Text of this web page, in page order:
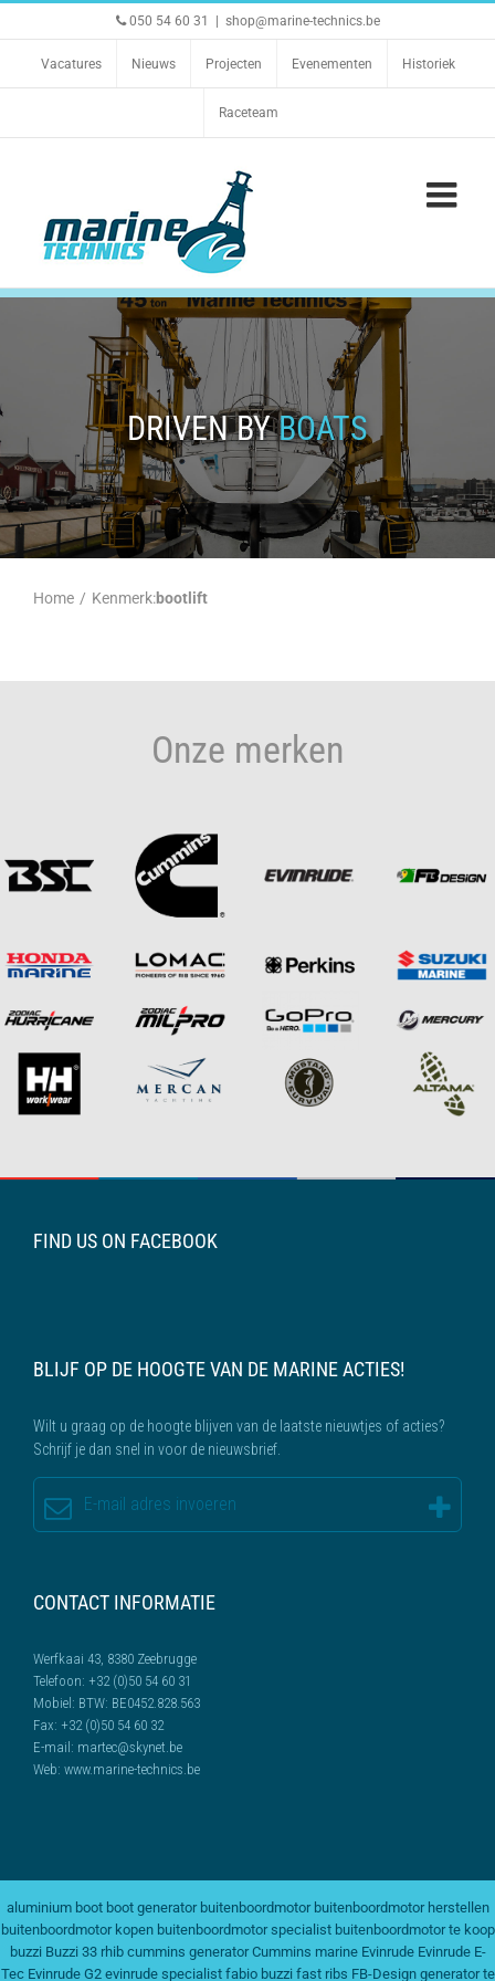
050 54 60 31 shop@marine-technics.be
Vacatures Nieuws Projecten Evenementen Historiek
Raceteam
DRIVEN BYBOATS
Home / Kenmerk:bootlift
Onze merken
FIND US ON FACEBOOK
BLIJF OP DE HOOGTE VAN DE MARINE ACTIES!
Wilt u graag op de hoogte blijven van de laatste nieuwtjes of acties?
Schrijf je dan snel in voor de nieuwsbrief.
CONTACT INFORMATIE
Werfkaai 43, 8380 Zeebrugge
Telefoon: +32 (0)50 54 60 31
Mobiel: BTW: BE0452.828.563
Fax: +32 (0)50 54 60 32
E-mail: martec@skynet.be
Web: www.marine-technics.be
aluminium boot boot generator buitenboordmotor buitenboordmotor herstellen
buitenboordmotor kopen buitenboordmotor specialist buitenboordmotor te koop
buzzi Buzzi 33 rhib cummins generator Cummins marine Evinrude Evinrude E-
Tec Evinrude G2 evinrude specialist fabio buzzi fast ribs FB-Design generator te